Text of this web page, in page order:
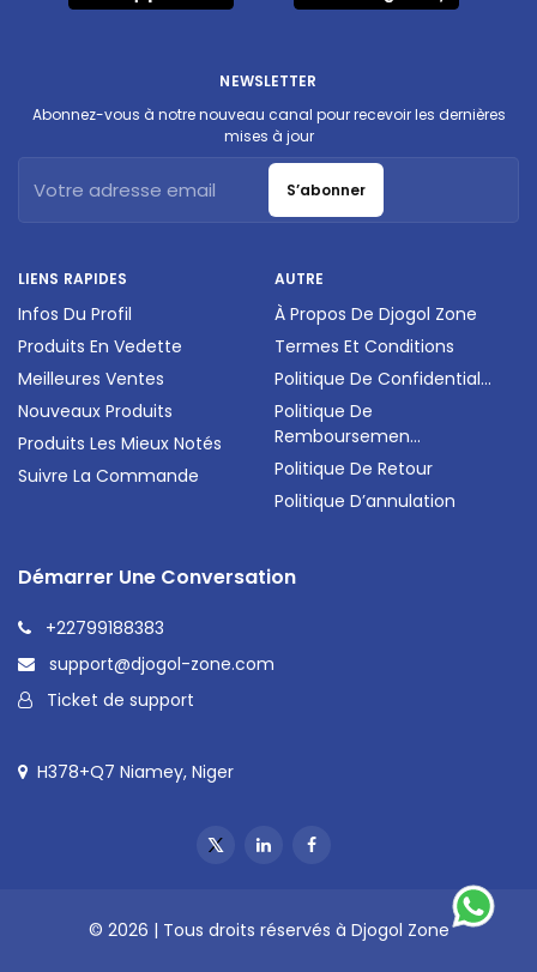
LIENS RAPIDES
Infos Du Profil
Produits En Vedette
Meilleures Ventes
Nouveaux Produits
Produits Les Mieux Notés
Suivre La Commande
AUTRE
À Propos De Djogol Zone
Termes Et Conditions
Politique De Confidential...
Politique De
Remboursemen...
Politique De Retour
Politique D’annulation
NEWSLETTER
Abonnez-vous à notre nouveau canal pour recevoir les dernières
mises à jour
S’abonner
Démarrer Une Conversation
+22799188383
support@djogol-zone.com
Ticket de support
H378+Q7 Niamey, Niger
© 2026 | Tous droits réservés à Djogol Zone